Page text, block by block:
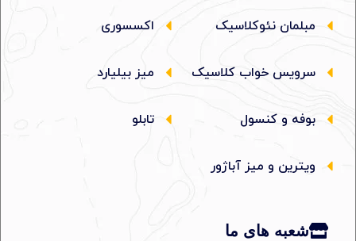
مبلمان نئوکلاسیک
سرویس خواب کلاسیک
بوفه و کنسول
ویترین و میز آباژور
اکسسوری
میز بیلیارد
تابلو
شعبه های ما